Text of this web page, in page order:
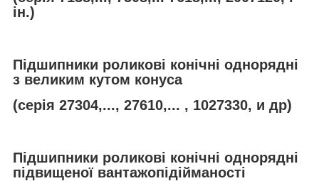
ін.)
Підшипники роликові конічні однорядні
з великим кутом конуса
(серія 27304,..., 27610,... , 1027330, и др)
Підшипники роликові конічні однорядні
підвищеної вантажопідійманості